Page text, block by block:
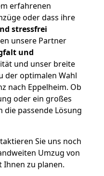
erfahrenen
oder dass ihre
stressfrei
unsere Partner
und
und unser breite
der optimalen Wahl
nach Eppelheim. Ob
oder ein großes
die passende Lösung
Sie uns noch
Umzug von
Ihnen zu planen.